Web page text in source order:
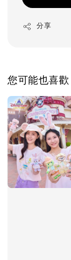
分享
您可能也喜歡